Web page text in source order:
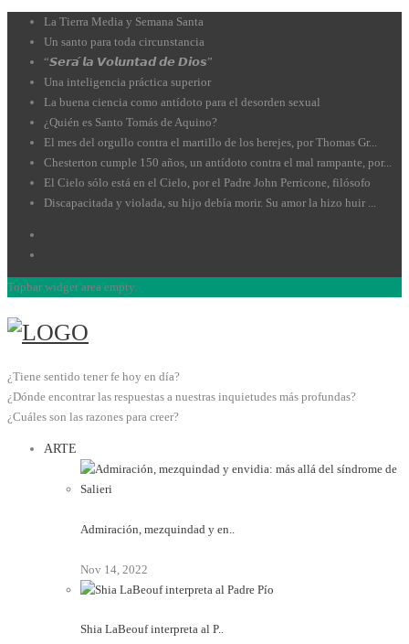
La Tierra Media y Semana Santa
Un santo para toda circunstancia
“𝙎𝙚𝙧𝙖́ 𝙡𝙖 𝙑𝙤𝙡𝙪𝙣𝙩𝙖𝙙 𝙙𝙚 𝘿𝙞𝙤𝙨”
Una inteligencia práctica superior
La buena ciencia como antídoto para el desorden sexual
¿Quién es Santo Tomás de Aquino?
El mes del orgullo contra el martillo de los herejes, por Thomas Gr...
Chesterton cumple 150 años, un antídoto contra el mal rampante, por...
El Cielo sólo está en el Cielo, por el Padre John Perricone, filósofo
Discapacitada y violada, su hijo debía morir. Su amor la hizo huir ...
Topbar widget area empty.
¿Tiene sentido tener fe hoy en día?
¿Dónde encontrar las respuestas a nuestras inquietudes más profundas?
¿Cuáles son las razones para creer?
ARTE
Admiración, mezquindad y en..
Nov 14, 2022
Shia LaBeouf interpreta al P..